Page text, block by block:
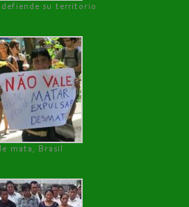
defiende su territorio
mata, Brasil